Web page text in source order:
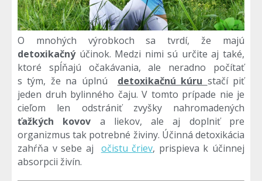
O mnohých výrobkoch sa tvrdí, že majú
detoxikačnýúčinok. Medzi nimi sú určite aj také,
ktoré spĺňajú očakávania, ale neradno počítať
s tým, že na úplnú detoxikačnú kúru stačí piť
jeden druh bylinného čaju. V tomto prípade nie je
cieľom len odstrániť zvyšky nahromadených
ťažkých kovov a liekov, ale aj doplniť pre
organizmus tak potrebné živiny. Účinná detoxikácia
zahŕňa v sebe aj očistu čriev, prispieva k účinnej
absorpcii živín.